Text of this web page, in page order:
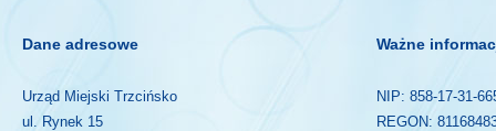
Dane adresowe
Urząd Miejski Trzcińsko
ul. Rynek 15
Ważne
NIP: 858-17-31-
REGON: